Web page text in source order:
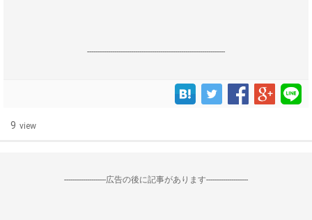
------------------------------------------------------------------
9 view
--------------------広告の後に記事があります--------------------